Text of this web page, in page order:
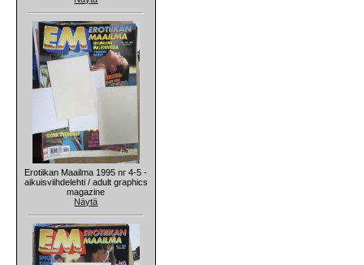
Erotiikan Maailma 1995 nr 4-5 -
aikuisviihdelehti / adult graphics
magazine
Näytä